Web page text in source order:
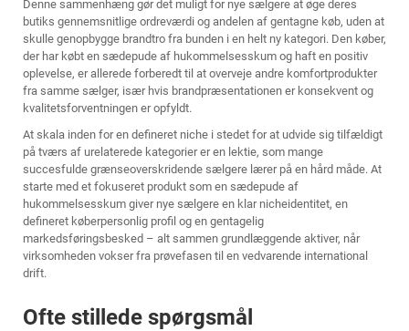
Denne sammenhæng gør det muligt for nye sælgere at øge deres
butiks gennemsnitlige ordreværdi og andelen af gentagne køb, uden at
skulle genopbygge brandtro fra bunden i en helt ny kategori. Den køber,
der har købt en sædepude af hukommelsesskum og haft en positiv
oplevelse, er allerede forberedt til at overveje andre komfortprodukter
fra samme sælger, især hvis brandpræsentationen er konsekvent og
kvalitetsforventningen er opfyldt.
At skala inden for en defineret niche i stedet for at udvide sig tilfældigt
på tværs af urelaterede kategorier er en lektie, som mange
succesfulde grænseoverskridende sælgere lærer på en hård måde. At
starte med et fokuseret produkt som en sædepude af
hukommelsesskum giver nye sælgere en klar nicheidentitet, en
defineret køberpersonlig profil og en gentagelig
markedsføringsbesked – alt sammen grundlæggende aktiver, når
virksomheden vokser fra prøvefasen til en vedvarende international
drift.
Ofte stillede spørgsmål